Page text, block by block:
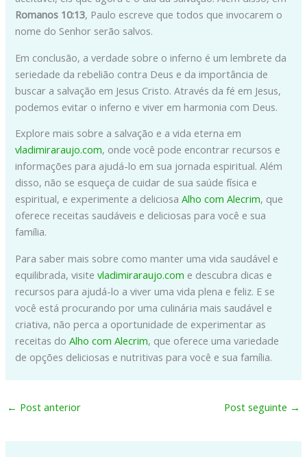
Romanos 10:13, Paulo escreve que todos que invocarem o
nome do Senhor serão salvos.
Em conclusão, a verdade sobre o inferno é um lembrete da
seriedade da rebelião contra Deus e da importância de
buscar a salvação em Jesus Cristo. Através da fé em Jesus,
podemos evitar o inferno e viver em harmonia com Deus.
Explore mais sobre a salvação e a vida eterna em
vladimiraraujo.com, onde você pode encontrar recursos e
informações para ajudá-lo em sua jornada espiritual. Além
disso, não se esqueça de cuidar de sua saúde física e
espiritual, e experimente a deliciosaAlho com Alecrim, que
oferece receitas saudáveis e deliciosas para você e sua
família.
Para saber mais sobre como manter uma vida saudável e
equilibrada, visitevladimiraraujo.com e descubra dicas e
recursos para ajudá-lo a viver uma vida plena e feliz. E se
você está procurando por uma culinária mais saudável e
criativa, não perca a oportunidade de experimentar as
receitas doAlho com Alecrim, que oferece uma variedade
de opções deliciosas e nutritivas para você e sua família.
← Post anterior Post seguinte →